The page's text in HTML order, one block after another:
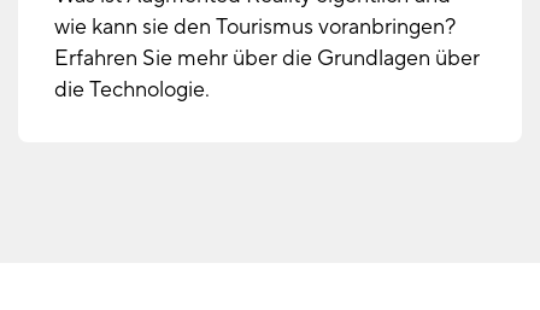
wie kann sie den Tourismus voranbringen?
Erfahren Sie mehr über die Grundlagen über
die Technologie.